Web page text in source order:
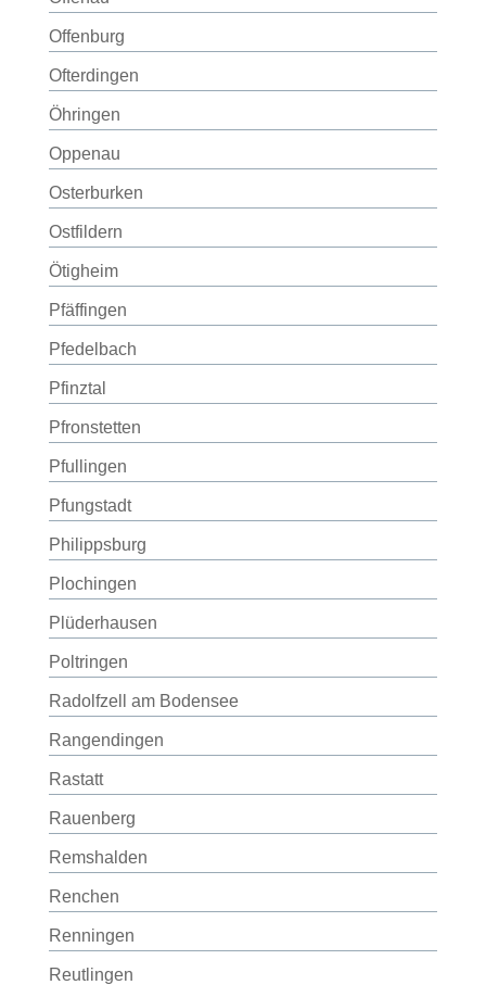
Offenburg
Ofterdingen
Öhringen
Oppenau
Osterburken
Ostfildern
Ötigheim
Pfäffingen
Pfedelbach
Pfinztal
Pfronstetten
Pfullingen
Pfungstadt
Philippsburg
Plochingen
Plüderhausen
Poltringen
Radolfzell am Bodensee
Rangendingen
Rastatt
Rauenberg
Remshalden
Renchen
Renningen
Reutlingen